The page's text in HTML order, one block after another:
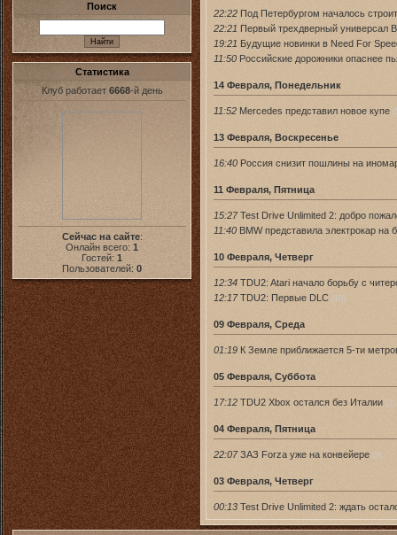
Поиск
Статистика
Клуб работает 6668-й день
Сейчас на сайте:
Онлайн всего: 1
Гостей: 1
Пользователей: 0
22:22 Под Петербургом началось
22:21 Первый трехдверный универсал
19:21 Будущие новинки в Need For
11:50 Российские дорожники опаснее
14 Февраля, Понедельник
11:52 Mercedes представил новое купе
13 Февраля, Воскресенье
16:40 Россия снизит пошлины на
11 Февраля, Пятница
15:27 Test Drive Unlimited 2: добро
11:40 BMW представила электрокар на
10 Февраля, Четверг
12:34 TDU2: Atari начало борьбу с
12:17 TDU2: Первые DLC (10)
09 Февраля, Среда
01:19 К Земле приближается 5-ти
05 Февраля, Суббота
17:12 TDU2 Хbox остался без Италии (7)
04 Февраля, Пятница
22:07 ЗАЗ Forza уже на конвейере (5)
03 Февраля, Четверг
00:13 Test Drive Unlimited 2: ждать